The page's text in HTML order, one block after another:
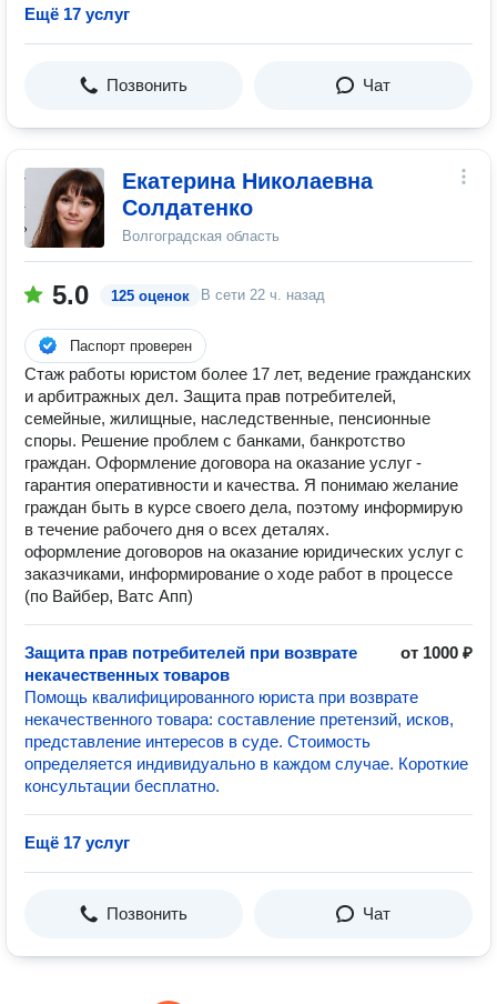
Ещё 17 услуг
Позвонить Чат
Екатерина Николаевна
Солдатенко
Волгоградская область
5.0 125 оценок В сети 22 ч. назад
Паспорт проверен
Стаж работы юристом более 17 лет, ведение гражданских
и арбитражных дел. Защита прав потребителей,
семейные, жилищные, наследственные, пенсионные
споры. Решение проблем с банками, банкротство
граждан. Оформление договора на оказание услуг -
гарантия оперативности и качества. Я понимаю желание
граждан быть в курсе своего дела, поэтому информирую
в течение рабочего дня о всех деталях.
оформление договоров на оказание юридических услуг с
заказчиками, информирование о ходе работ в процессе
(по Вайбер, Ватс Апп)
Защита прав потребителей при возврате
некачественных товаров
от 1000 ₽
Помощь квалифицированного юриста при возврате
некачественного товара: составление претензий, исков,
представление интересов в суде. Стоимость
определяется индивидуально в каждом случае. Короткие
консультации бесплатно.
Ещё 17 услуг
Позвонить Чат